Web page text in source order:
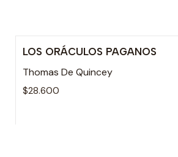
Agotado
LOS ORÁCULOS PAGANOS
Thomas De Quincey
$28.600